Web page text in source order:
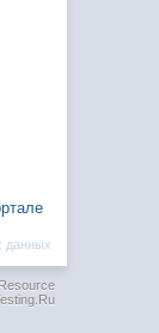
данных